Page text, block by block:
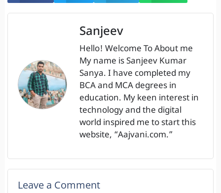
Sanjeev
Hello! Welcome To About me
My name is Sanjeev Kumar
Sanya. I have completed my
BCA and MCA degrees in
education. My keen interest in
technology and the digital
world inspired me to start this
website, “Aajvani.com.”
Leave a Comment